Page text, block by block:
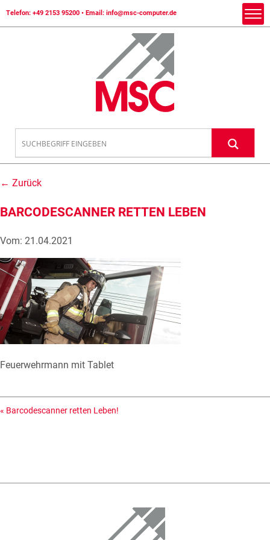
Telefon: +49 2153 95200 • Email: info@msc-computer.de
← Zurück
BARCODESCANNER RETTEN LEBEN
Vom: 21.04.2021
Feuerwehrmann mit Tablet
« Barcodescanner retten Leben!